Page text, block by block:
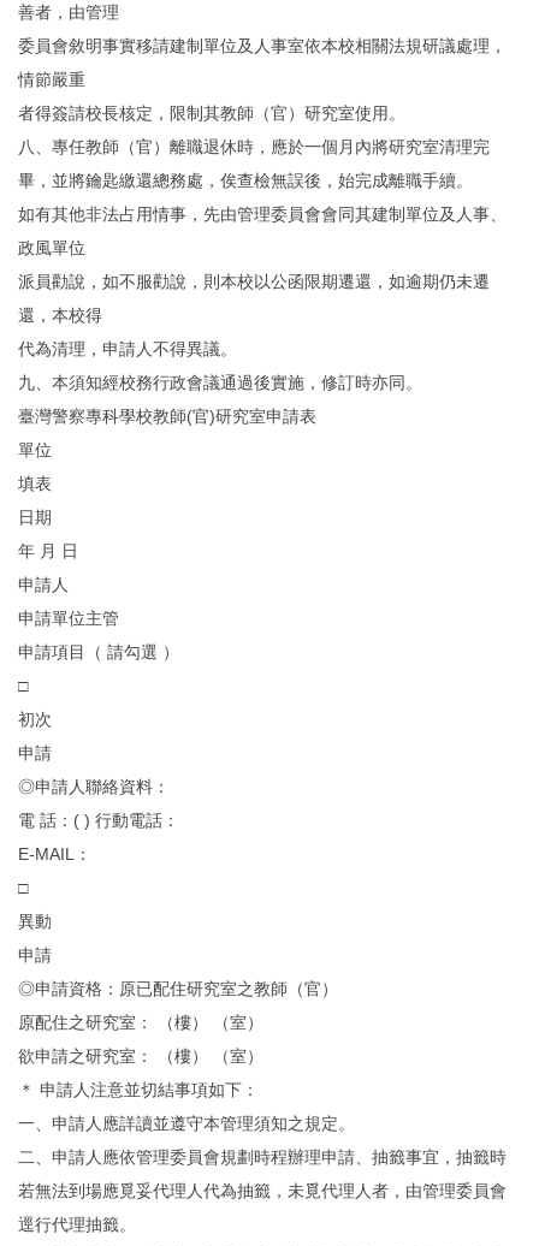
善者，由管理
委員會敘明事實移請建制單位及人事室依本校相關法規研議處理，
情節嚴重
者得簽請校長核定，限制其教師（官）研究室使用。
八、專任教師（官）離職退休時，應於一個月內將研究室清理完
畢，並將鑰匙繳還總務處，俟查檢無誤後，始完成離職手續。
如有其他非法占用情事，先由管理委員會會同其建制單位及人事、
政風單位
派員勸說，如不服勸說，則本校以公函限期遷還，如逾期仍未遷
還，本校得
代為清理，申請人不得異議。
九、本須知經校務行政會議通過後實施，修訂時亦同。
臺灣警察專科學校教師(官)研究室申請表
單位
填表
日期
年 月 日
申請人
申請單位主管
申請項目（ 請勾選 ）
□
初次
申請
◎申請人聯絡資料：
電 話：( ) 行動電話：
E-MAIL：
□
異動
申請
◎申請資格：原已配住研究室之教師（官）
原配住之研究室： （樓） （室）
欲申請之研究室： （樓） （室）
＊ 申請人注意並切結事項如下：
一、申請人應詳讀並遵守本管理須知之規定。
二、申請人應依管理委員會規劃時程辦理申請、抽籤事宜，抽籤時
若無法到場應覓妥代理人代為抽籤，未覓代理人者，由管理委員會
逕行代理抽籤。